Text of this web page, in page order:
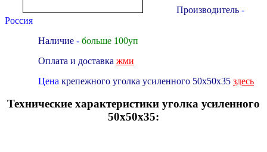
Производитель -
Россия
Наличие - больше 100уп
Оплата и доставка жми
Цена крепежного уголка усиленного 50х50х35 здесь
Технические характеристики уголка усиленного
50х50х35: